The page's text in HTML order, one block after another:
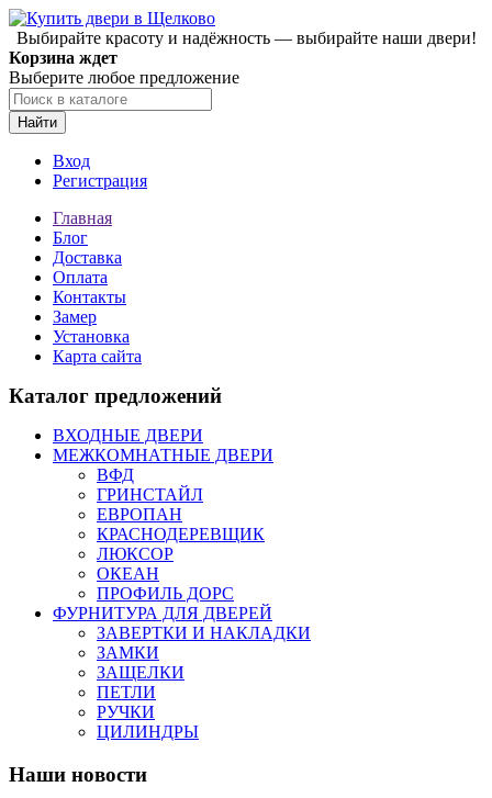
Выбирайте красоту и надёжность — выбирайте наши двери!
Корзина ждет
Выберите любое предложение
Найти
Вход
Регистрация
Главная
Блог
Доставка
Оплата
Контакты
Замер
Установка
Карта сайта
Каталог предложений
ВХОДНЫЕ ДВЕРИ
МЕЖКОМНАТНЫЕ ДВЕРИ
ВФД
ГРИНСТАЙЛ
ЕВРОПАН
КРАСНОДЕРЕВЩИК
ЛЮКСОР
ОКЕАН
ПРОФИЛЬ ДОРС
ФУРНИТУРА ДЛЯ ДВЕРЕЙ
ЗАВЕРТКИ И НАКЛАДКИ
ЗАМКИ
ЗАЩЕЛКИ
ПЕТЛИ
РУЧКИ
ЦИЛИНДРЫ
Наши новости